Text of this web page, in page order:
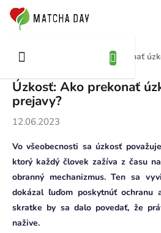
Prejsť
obsah
Domov
Úzkosť: Ako prekonať
Úzkosť: Ako prekonať
prejavy?
12.06.2023
Vo všeobecnosti sa úzkosť
ktorý každý človek zažíva z času
obranný mechanizmus. Ten sa
dokázal ľuďom poskytnúť ochranu
skratke by sa dalo povedať, že
nažive.